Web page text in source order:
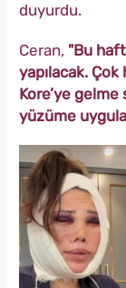
duyurdu.
Ceran, "Bu
yapılacak. Çok
Kore’ye
yüzüme